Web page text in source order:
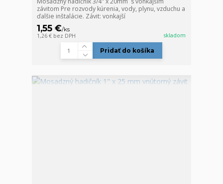
závitom Pre rozvody kúrenia, vody, plynu, vzduchu a
ďalšie inštalácie. Závit: vonkajší
1,55 €/ks
1,26 € bez DPH skladom
Pridať do košíka